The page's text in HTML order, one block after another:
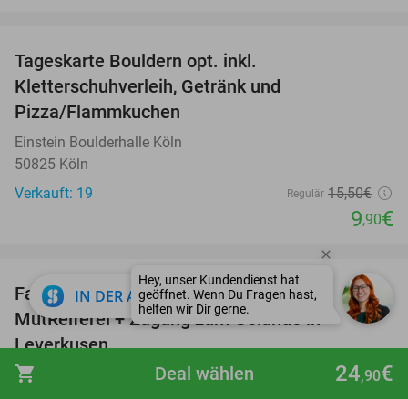
shopping_cart 24,90€
Deal wählen
Tageskarte Bouldern opt. inkl.
Kletterschuhverleih, Getränk und
Pizza/Flammkuchen
Einstein Boulderhalle Köln
50825 Köln
Verkauft: 19
Regulär 15,50€
9,90€
39%
Familienticket für das Kindermuseum
MutReiferei + Zugang zum Gelände in
Leverkusen
NaturGut Ophoven
IN DER APP ÖFFNEN close
Hey, unser Kundendienst hat
geöffnet. Wenn Du Fragen hast,
helfen wir Dir gerne.